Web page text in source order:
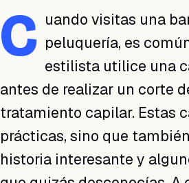
C uando visitas una
peluquería, es
estilista utilice una
antes de realizar un corte
tratamiento capilar. Estas
prácticas, sino que
historia interesante y